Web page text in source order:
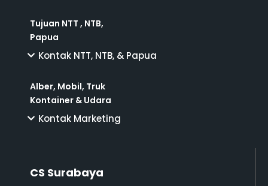
Tujuan NTT , NTB,
Papua
Kontak NTT, NTB, & Papua
Alber, Mobil, Truk
Kontainer & Udara
Kontak Marketing
CS Surabaya